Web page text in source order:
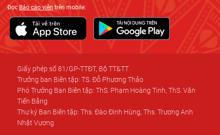
ĐọcBáo cáo viên trên mobile:
Giấy phép số 81/GP-TTĐT, Bộ TT&TT
Trưởng ban Biên tập: TS. Đỗ Phương Thảo
Phó Trưởng Ban Biên tập: ThS. Phạm Hoàng Tinh, ThS. Văn
Tiến Bằng
Thư ký Ban Biên tập: Ths. Đào Đình Hùng, Ths. Trương Anh
Nhật Vương